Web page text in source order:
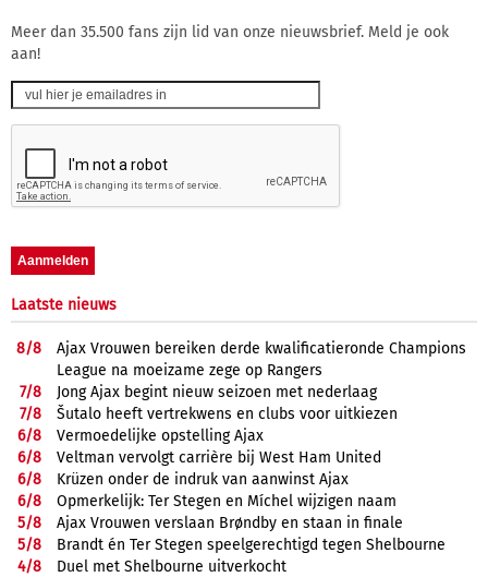
Meer dan 35.500 fans zijn lid van onze nieuwsbrief. Meld je ook
aan!
Laatste nieuws
8/8
Ajax Vrouwen bereiken derde kwalificatieronde Champions
League na moeizame zege op Rangers
7/8
Jong Ajax begint nieuw seizoen met nederlaag
7/8
Šutalo heeft vertrekwens en clubs voor uitkiezen
6/8
Vermoedelijke opstelling Ajax
6/8
Veltman vervolgt carrière bij West Ham United
6/8
Krüzen onder de indruk van aanwinst Ajax
6/8
Opmerkelijk: Ter Stegen en Míchel wijzigen naam
5/8
Ajax Vrouwen verslaan Brøndby en staan in finale
5/8
Brandt én Ter Stegen speelgerechtigd tegen Shelbourne
4/8
Duel met Shelbourne uitverkocht